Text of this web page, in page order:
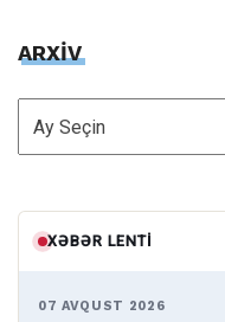
ARXİV
ARXİV
XƏBƏR LENTI
07 AVQUST 2026